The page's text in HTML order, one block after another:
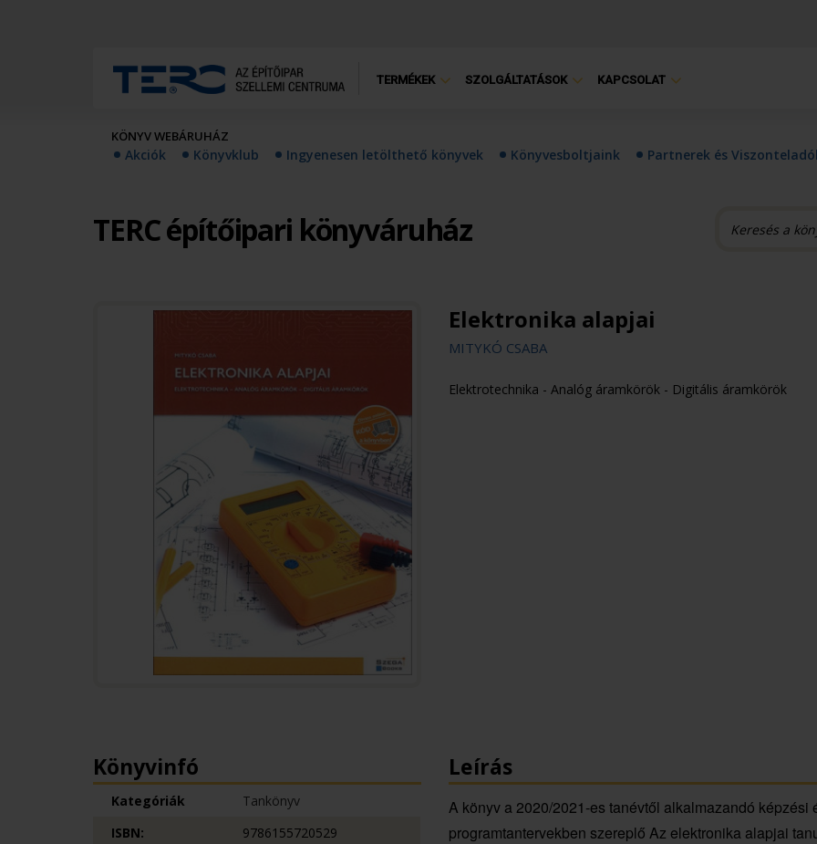
TERMÉKEK SZOLGÁLTATÁSOK KAPCSOLAT
KÖNYV WEBÁRUHÁZ
Akciók Könyvklub Ingyenesen letölthető könyvek Könyvesboltjaink Partnerek és
TERC építőipari könyváruház
Elektronika alapjai
MITYKÓ CSABA
Elektrotechnika - Analóg áramkörök - Digitális áramkörök
Leírás
A könyv a 2020/2021-es tanévtől alkalmazandó
programtantervekben szereplő Az elektronika alapjai
Könyvinfó
Kategóriák
Tankönyv
ISBN:
9786155720529